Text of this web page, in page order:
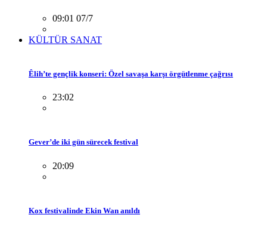
09:01 07/7
KÜLTÜR SANAT
Êlih’te gençlik konseri: Özel savaşa karşı örgütlenme çağrısı
23:02
Gever’de iki gün sürecek festival
20:09
Kox festivalinde Ekin Wan anıldı